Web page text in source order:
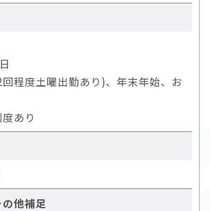
程度土曜出勤あり)、年末年始、お
あり
他補足